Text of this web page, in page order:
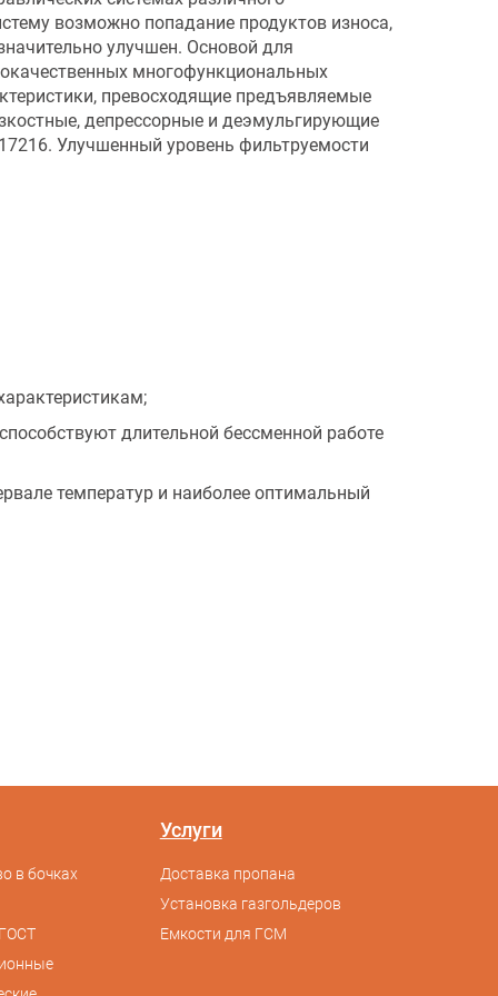
возможно попадание продуктов износа,
улучшен. Основой для
многофункциональных
превосходящие предъявляемые
депрессорные и деэмульгирующие
Улучшенный уровень фильтруемости
длительной бессменной работе
температур и наиболее оптимальный
в бочках
Услуги
Доставка пропана
Установка газгольдеров
Емкости для ГСМ